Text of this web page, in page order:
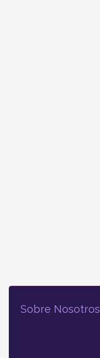
Sobre Nosotros